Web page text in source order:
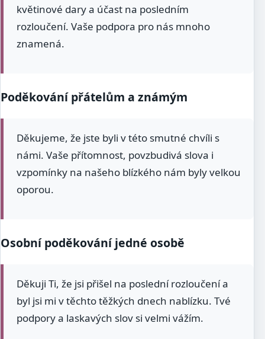
květinové dary a účast na posledním
rozloučení. Vaše podpora pro nás mnoho
znamená.
Poděkování přátelům a známým
Děkujeme, že jste byli v této smutné chvíli s
námi. Vaše přítomnost, povzbudivá slova i
vzpomínky na našeho blízkého nám byly velkou
oporou.
Osobní poděkování jedné osobě
Děkuji Ti, že jsi přišel na poslední rozloučení a
byl jsi mi v těchto těžkých dnech nablízku. Tvé
podpory a laskavých slov si velmi vážím.